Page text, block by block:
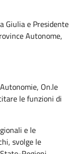
Giulia e Presidente
Autonome,
On.le
le funzioni di
e le
svolge le